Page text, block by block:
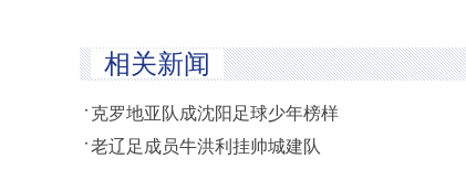
相关新闻
克罗地亚队成沈阳足球少年榜样
老辽足成员牛洪利挂帅城建队